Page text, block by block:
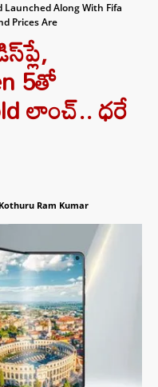
Launched Along With Fifa
Prices Are
5తో
లాంచ్.. ధరే
Kothuru Ram Kumar